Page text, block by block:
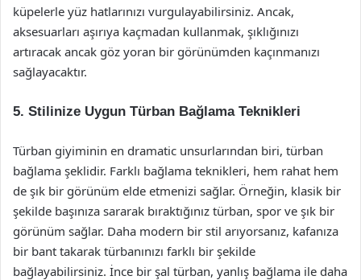
küpelerle yüz hatlarınızı vurgulayabilirsiniz. Ancak,
aksesuarları aşırıya kaçmadan kullanmak, şıklığınızı
artıracak ancak göz yoran bir görünümden kaçınmanızı
sağlayacaktır.
5. Stilinize Uygun Türban Bağlama Teknikleri
Türban giyiminin en dramatic unsurlarından biri, türban
bağlama şeklidir. Farklı bağlama teknikleri, hem rahat hem
de şık bir görünüm elde etmenizi sağlar. Örneğin, klasik bir
şekilde başınıza sararak bıraktığınız türban, spor ve şık bir
görünüm sağlar. Daha modern bir stil arıyorsanız, kafanıza
bir bant takarak türbanınızı farklı bir şekilde
bağlayabilirsiniz. İnce bir şal türban, yanlış bağlama ile daha